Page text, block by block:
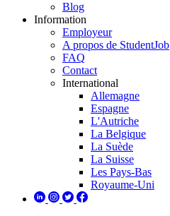
Blog
Information
Employeur
A propos de StudentJob
FAQ
Contact
International
Allemagne
Espagne
L'Autriche
La Belgique
La Suède
La Suisse
Les Pays-Bas
Royaume-Uni